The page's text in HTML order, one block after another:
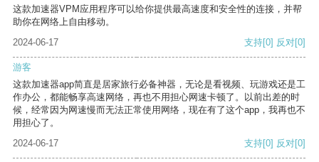
这款加速器VPM应用程序可以给你提供最高速度和安全性的连接，并帮
助你在网络上自由移动。
2024-06-17
支持[0] 反对[0]
游客
这款加速器app简直是居家旅行必备神器，无论是看视频、玩游戏还是工
作办公，都能畅享高速网络，再也不用担心网速卡顿了。以前出差的时
候，经常因为网速慢而无法正常使用网络，现在有了这个app，我再也不
用担心了。
2024-06-17
支持[0] 反对[0]